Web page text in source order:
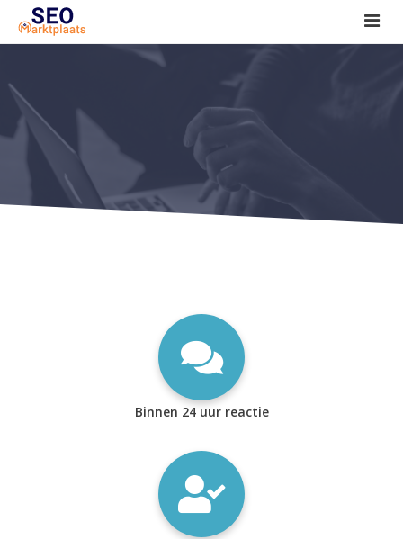
SEO tools reviews
Marketeer bij jou in de buurt?
Offerte
1. Seo voor beginners +
2. Onderzoeken +
Binnen 24 uur reactie